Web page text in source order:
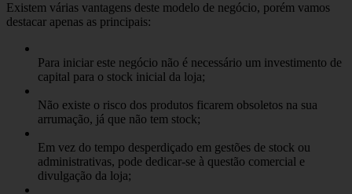
Existem várias vantagens deste modelo de negócio, porém vamos
destacar apenas as principais:
Para iniciar este negócio não é necessário um investimento de
capital para o stock inicial da loja;
Não existe o risco dos produtos ficarem obsoletos na sua
arrumação, já que não tem stock;
Em vez do tempo desperdiçado em gestões de stock ou
administrativas, pode dedicar-se à questão comercial e
divulgação da loja;